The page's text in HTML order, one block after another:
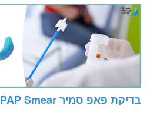
בדיקת פאפ סמיר PAP Smear